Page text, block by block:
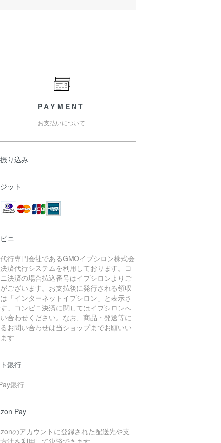
PAYMENT
お支払いについて
り込み
ット
ニ
行専門会社であるGMOイプシロン株式会
済代行システムを利用しております。コ
決済の場合払込番号はイプシロンよりご
ございます。お支払後に発行される領収
「インターネットイプシロン」と表示さ
。コンビニ決済に関してはイプシロンへ
合わせください。なお、商品・発送等に
お問い合わせは当ショップまでお願いい
す
銀行
銀行
Pay
のアカウントに登録された配送先や支
法を利用して決済できます。